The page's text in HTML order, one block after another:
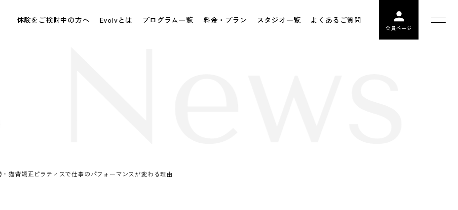
体験をご検討中の方へ Evolvとは プログラム一覧 料金・プラン スタジオ一覧 よくあるご質問
会員ページ
猫背矯正ピラティスで仕事のパフォーマンスが変わる理由